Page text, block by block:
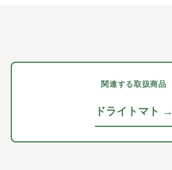
関連する取扱商品
ドライトマト →